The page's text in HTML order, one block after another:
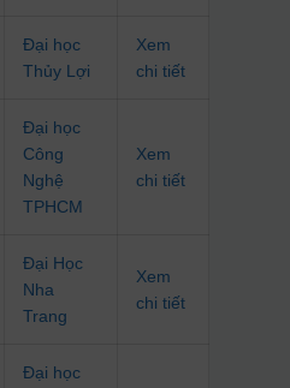
Đại học
Thủy Lợi
Xem
chi tiết
Đại học
Công
Nghệ
TPHCM
Xem
chi tiết
Đại Học
Nha
Trang
Xem
chi tiết
Đại học